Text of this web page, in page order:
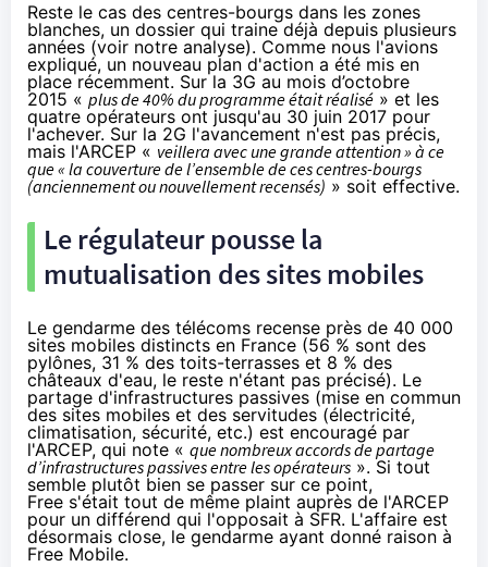
Reste le cas des centres-bourgs dans les zones
blanches, un dossier qui traine déjà depuis plusieurs
années (voir notre analyse). Comme nous l'avions
expliqué, un nouveau plan d'action a été mis en
place récemment. Sur la 3G au mois d’octobre
2015 « plus de 40% du programme était réalisé » et les
quatre opérateurs ont jusqu'au 30 juin 2017 pour
l'achever. Sur la 2G l'avancement n'est pas précis,
mais l'ARCEP « veillera avec une grande attention » à ce
que « la couverture de l’ensemble de ces centres-bourgs
(anciennement ou nouvellement recensés) » soit effective.
Le régulateur pousse la
mutualisation des sites mobiles
Le gendarme des télécoms recense près de 40 000
sites mobiles distincts en France (56 % sont des
pylônes, 31 % des toits-terrasses et 8 % des
châteaux d'eau, le reste n'étant pas précisé). Le
partage d'infrastructures passives (mise en commun
des sites mobiles et des servitudes (électricité,
climatisation, sécurité, etc.) est encouragé par
l'ARCEP, qui note « que nombreux accords de partage
d’infrastructures passives entre les opérateurs ». Si tout
semble plutôt bien se passer sur ce point,
Free s'était tout de même plaint auprès de l'ARCEP
pour un différend qui l'opposait à SFR. L'affaire est
désormais close, le gendarme ayant donné raison à
Free Mobile.